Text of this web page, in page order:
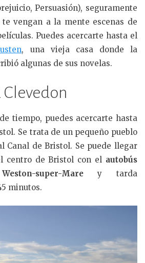
Persuasión), seguramente
vengan a la mente escenas de
Puedes acercarte hasta el
, una vieja casa donde la
algunas de sus novelas.
Clevedon
tiempo, puedes acercarte hasta
Se trata de un pequeño pueblo
Canal de Bristol. Se puede llegar
centro de Bristol con el autobús
super-Marey tarda
minutos.